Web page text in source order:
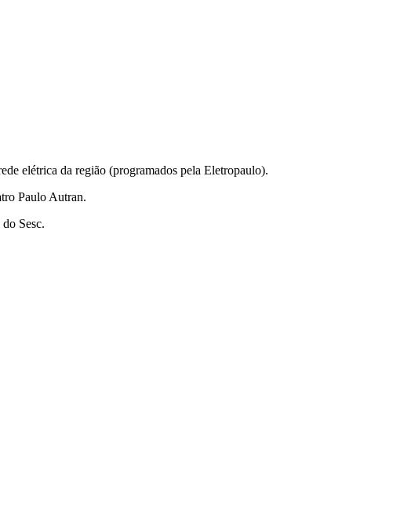
elétrica da região (programados pela Eletropaulo).
Paulo Autran.
Sesc.